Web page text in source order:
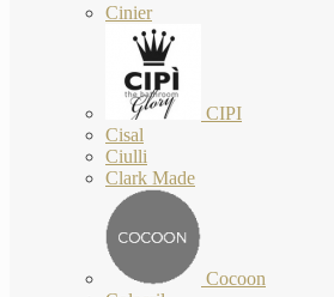
Cinier
CIPI
Cisal
Ciulli
Clark Made
Cocoon